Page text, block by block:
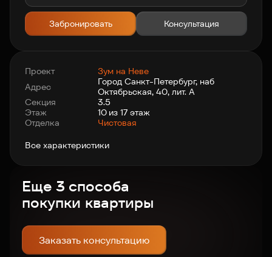
Забронировать Консультация
Проект
Зум на Неве
Адрес
Город Санкт-Петербург, наб
Октябрьская, 40, лит. А
Секция
3.5
Этаж
10 из 17 этаж
Отделка
Чистовая
Все характеристики
Еще 3 способа
покупки квартиры
Заказать консультацию